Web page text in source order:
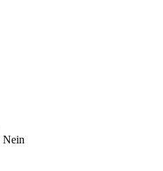
Nein